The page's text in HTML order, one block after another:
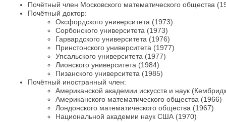
Почётный член Московского математического общества
Почётный доктор:
Оксфордского университета (1973)
Сорбонского университета (1973)
Гарвардского университета (1976)
Принстонского университета (1977)
Упсальского университета (1977)
Лионского университета (1984)
Пизанского университета (1985)
Почётный иностранный член:
Американской академии искусств и наук
Американского математического общества (1966)
Лондонского математического общества (1967)
Национальной академии наук США (1970)